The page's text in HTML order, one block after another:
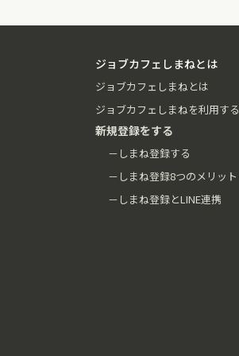
ジョブカフェしまねとは
ジョブカフェしまねとは
ジョブカフェしまねを利用する
新規登録をする
－しまね登録する
－しまね登録8つのメリット
－しまね登録とLINE連携